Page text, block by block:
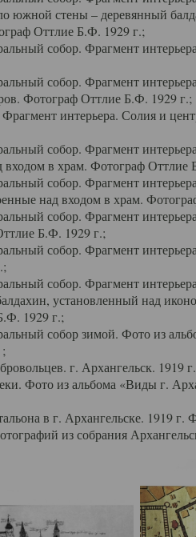
южной стены – деревянный
Оттлие Б.Ф. 1929 г.;
собор. Фрагмент
собор. Фрагмент
Фотограф Оттлие Б.Ф. 1929 г.;
интерьера. Солия и
собор. Фрагмент
входом в храм. Фотограф Оттлие
собор. Фрагмент
над входом в храм.
собор. Фрагмент
Б.Ф. 1929 г.;
собор. Фрагмент
собор. Фрагмент
установленный над
1929 г.;
собор зимой. Фото из
г. Архангельск. 1919
Фото из альбома «Виды г.
в г. Архангельске. 1919
из собрания